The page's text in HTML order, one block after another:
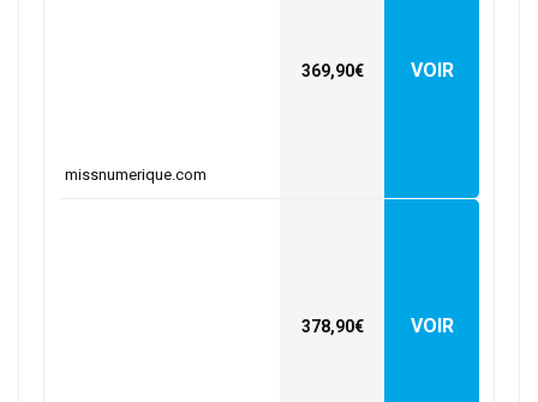
missnumerique.com
369,90€ VOIR
378,90€ VOIR